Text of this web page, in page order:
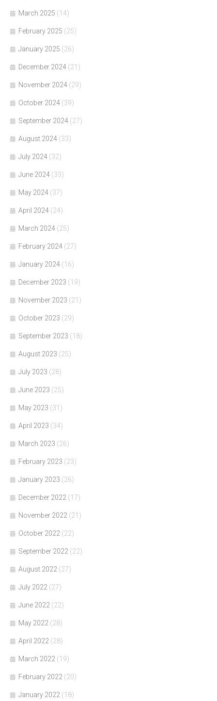
March 2025 (14)
February 2025 (25)
January 2025 (26)
December 2024 (21)
November 2024 (29)
October 2024 (39)
September 2024 (27)
August 2024 (33)
July 2024 (32)
June 2024 (33)
May 2024 (37)
April 2024 (24)
March 2024 (25)
February 2024 (27)
January 2024 (16)
December 2023 (19)
November 2023 (21)
October 2023 (29)
September 2023 (18)
August 2023 (25)
July 2023 (28)
June 2023 (25)
May 2023 (31)
April 2023 (34)
March 2023 (26)
February 2023 (23)
January 2023 (26)
December 2022 (17)
November 2022 (21)
October 2022 (22)
September 2022 (22)
August 2022 (27)
July 2022 (27)
June 2022 (22)
May 2022 (28)
April 2022 (28)
March 2022 (19)
February 2022 (20)
January 2022 (18)